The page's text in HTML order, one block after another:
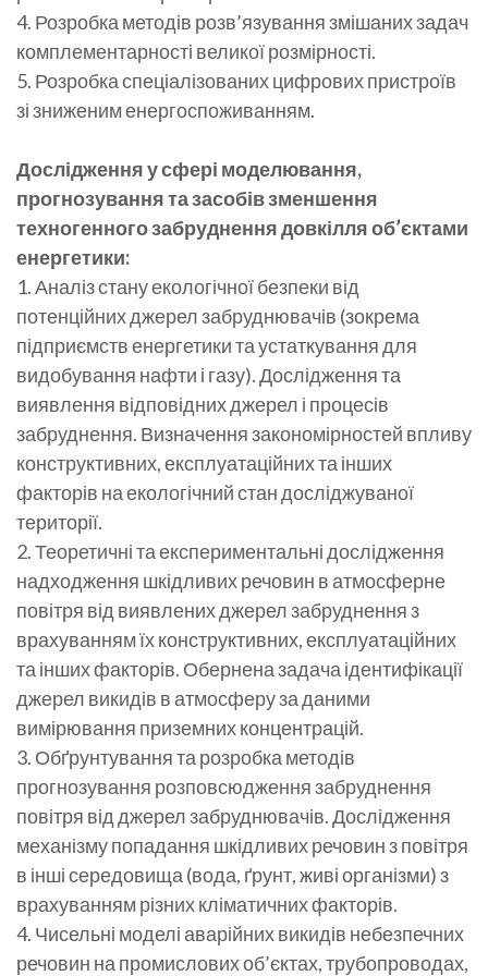
4. Розробка методів розв’язування змішаних задач
комплементарності великої розмірності.
5. Розробка спеціалізованих цифрових пристроїв
зі зниженим енергоспоживанням.
Дослідження у сфері моделювання,
прогнозування та засобів зменшення
техногенного забруднення довкілля об’єктами
енергетики:
1. Аналіз стану екологічної безпеки від
потенційних джерел забруднювачів (зокрема
підприємств енергетики та устаткування для
видобування нафти і газу). Дослідження та
виявлення відповідних джерел і процесів
забруднення. Визначення закономірностей впливу
конструктивних, експлуатаційних та інших
факторів на екологічний стан досліджуваної
території.
2. Теоретичні та експериментальні дослідження
надходження шкідливих речовин в атмосферне
повітря від виявлених джерел забруднення з
врахуванням їх конструктивних, експлуатаційних
та інших факторів. Обернена задача ідентифікації
джерел викидів в атмосферу за даними
вимірювання приземних концентрацій.
3. Обґрунтування та розробка методів
прогнозування розповсюдження забруднення
повітря від джерел забруднювачів. Дослідження
механізму попадання шкідливих речовин з повітря
в інші середовища (вода, ґрунт, живі організми) з
врахуванням різних кліматичних факторів.
4. Чисельні моделі аварійних викидів небезпечних
речовин на промислових об’єктах, трубопроводах,